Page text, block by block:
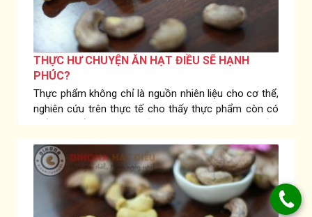
THỰC HƯ CHUYỆN ĂN HẠT ĐIỀU SẼ HẠNH
PHÚC?
Thực phẩm không chỉ là nguồn nhiên liệu cho cơ thể,
nghiên cứu trên thực tế cho thấy thực phẩm còn có
đồn đoán?